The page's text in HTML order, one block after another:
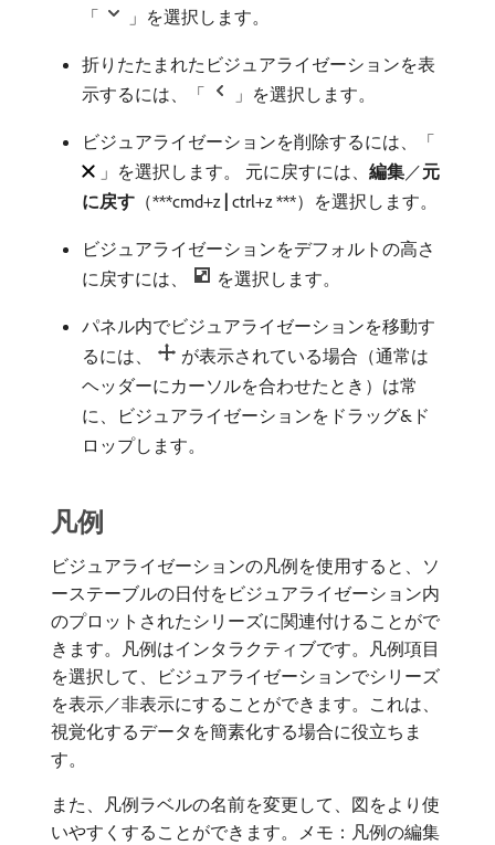
「
」を選択します。
折りたたまれたビジュアライゼーションを表
示するには、「
」を選択します。
ビジュアライゼーションを削除するには、「
」を選択します。 元に戻すには、 編集／元
に戻す （***cmd+z ctrl+z ***）を選択します。
ビジュアライゼーションをデフォルトの高さ
に戻すには、
を選択します。
パネル内でビジュアライゼーションを移動す
るには、
が表示されている場合（通常は
ヘッダーにカーソルを合わせたとき）は常
に、ビジュアライゼーションをドラッグ&ド
ロップします。
凡例
ビジュアライゼーションの凡例を使用すると、ソ
ーステーブルの日付をビジュアライゼーション内
のプロットされたシリーズに関連付けることがで
きます。凡例はインタラクティブです。凡例項目
を選択して、ビジュアライゼーションでシリーズ
を表示／非表示にすることができます。これは、
視覚化するデータを簡素化する場合に役立ちま
す。
また、凡例ラベルの名前を変更して、図をより使
いやすくすることができます。メモ：凡例の編集